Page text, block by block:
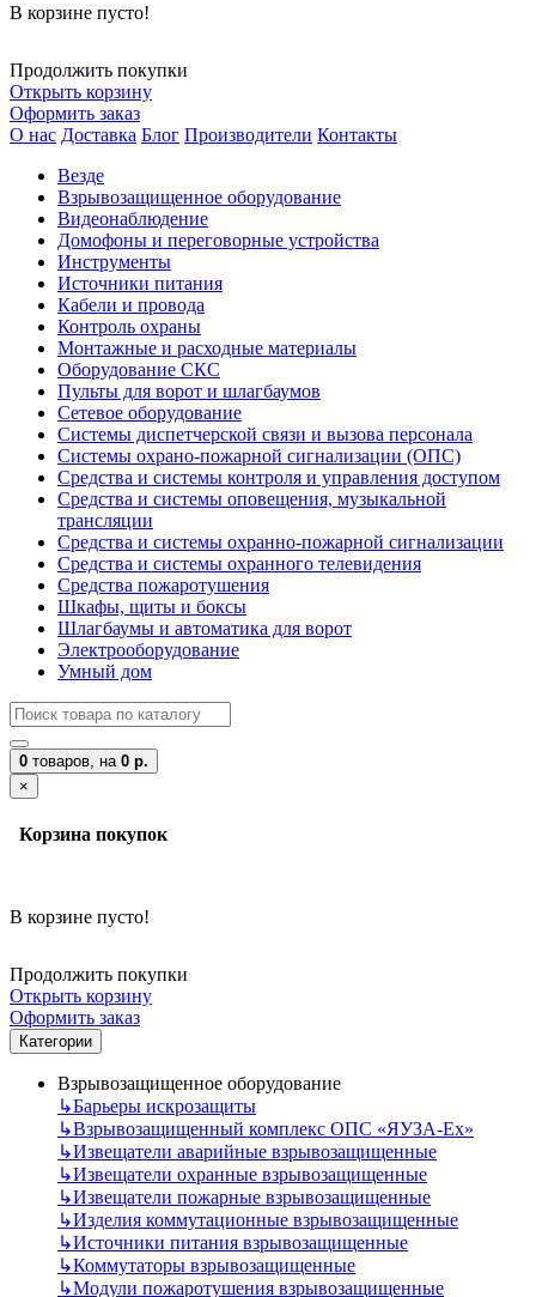
В корзине пусто!
Продолжить покупки
Открыть корзину
Оформить заказ
О нас Доставка Блог Производители Контакты
Везде
Взрывозащищенное оборудование
Видеонаблюдение
Домофоны и переговорные устройства
Инструменты
Источники питания
Кабели и провода
Контроль охраны
Монтажные и расходные материалы
Оборудование СКС
Пульты для ворот и шлагбаумов
Сетевое оборудование
Системы диспетчерской связи и вызова персонала
Системы охрано-пожарной сигнализации (ОПС)
Средства и системы контроля и управления доступом
Средства и системы оповещения, музыкальной
трансляции
Средства и системы охранно-пожарной сигнализации
Средства и системы охранного телевидения
Средства пожаротушения
Шкафы, щиты и боксы
Шлагбаумы и автоматика для ворот
Электрооборудование
Умный дом
0 товаров, на 0 р.
×
Корзина покупок
В корзине пусто!
Продолжить покупки
Открыть корзину
Оформить заказ
Категории
Взрывозащищенное оборудование
↳Барьеры искрозащиты
↳Взрывозащищенный комплекс ОПС «ЯУЗА-Ех»
↳Извещатели аварийные взрывозащищенные
↳Извещатели охранные взрывозащищенные
↳Извещатели пожарные взрывозащищенные
↳Изделия коммутационные взрывозащищенные
↳Источники питания взрывозащищенные
↳Коммутаторы взрывозащищенные
↳Модули пожаротушения взрывозащищенные